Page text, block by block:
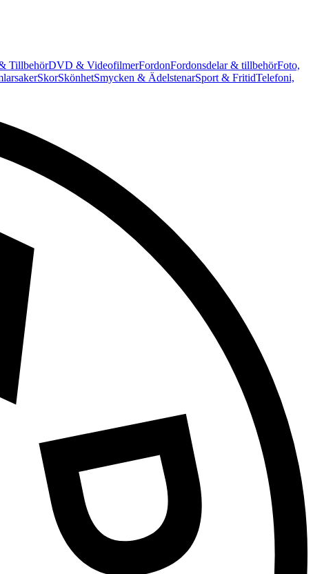
TillbehörDVD & VideofilmerFordonFordonsdelar & tillbehörFoto,
SkorSkönhetSmycken & ÄdelstenarSport & FritidTelefoni,